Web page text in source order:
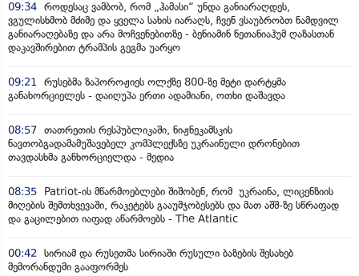
09:34 როდესაც ვამბობ, რომ „ჰამასი“ უნდა განიარაღდეს,
ვგულისხმობ მძიმე და ყველა სახის იარაღს, ჩვენ ვსაუბრობთ ნამდვილ
განიარაღებაზე და არა მოჩვენებითზე - ბენიამინ ნეთანიაჰუმ ღაზასთან
დაკავშირებით ტრამპის გეგმა უარყო
09:21 რუსებმა ზაპოროჟიეს ოლქზე 800-ზე მეტი დარტყმა
განახორციელეს - დაიღუპა ერთი ადამიანი, ოთხი დაშავდა
08:57 თათრეთის რესპუბლიკაში, ნიჟნეკამსკის
ნავთობგადამამუშავებელ კომპლექსზე უკრაინული დრონებით
თავდასხმა განხორციელდა - მედია
08:35
Patriot-ის მწარმოებლები შიშობენ, რომ უკრაინა, ლიცენზიის
მიღების შემთხვევაში, რაკეტებს გააუმჯობესებს და მათ აშშ-ზე სწრაფად
და გაცილებით იაფად აწარმოებს - The Atlantic
00:42 სირიამ და რუსეთმა სირიაში რუსული ბაზების შესახებ
მემორანდუმი გააფორმეს